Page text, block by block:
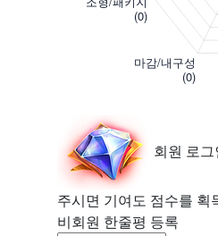
회원 로
주시면 기여도 점수를 획
비회원 한줄평 등록